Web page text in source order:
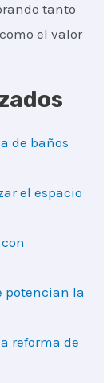
tanto
el valor
de baños
el espacio
potencian la
reforma de